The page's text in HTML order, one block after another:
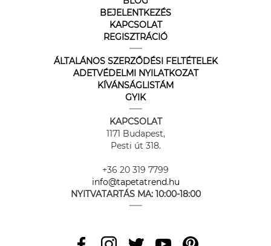
BEJELENTKEZÉS
KAPCSOLAT
REGISZTRÁCIÓ
ÁLTALÁNOS SZERZŐDÉSI FELTÉTELEK
ADETVÉDELMI NYILATKOZAT
KÍVÁNSÁGLISTÁM
GYIK
KAPCSOLAT
1171 Budapest,
Pesti út 318.
+36 20 319 7799
info@tapetatrend.hu
NYITVATARTÁS MA: 10:00-18:00